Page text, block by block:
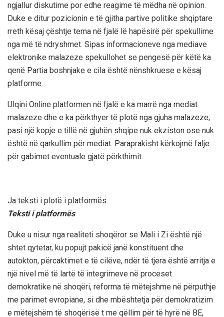
ngjallur diskutime por edhe reagime të mëdha në opinion.
Duke e ditur pozicionin e të gjitha partive politike shqiptare
rreth kësaj çështje tema në fjalë lë hapësirë për spekullime
nga më të ndryshmet. Sipas informacioneve nga mediave
elektronike malazeze spekullohet se pengesë për këtë ka
qenë Partia boshnjake e cila është nënshkruese e kësaj
platforme.
Ulqini Online platformen në fjalë e ka marrë nga mediat
malazeze dhe e ka përkthyer të plotë nga gjuha malazeze,
pasi një kopje e tillë në gjuhën shqipe nuk ekziston ose nuk
është në qarkullim për mediat. Paraprakisht kërkojmë falje
për gabimet eventuale gjatë përkthimit.
Ja teksti i plotë i platformës.
Teksti i platformës
Duke u nisur nga realiteti shoqëror se Mali i Zi është një
shtet qytetar, ku popujt pakicë janë konstituent dhe
autokton, përcaktimet e të cilëve, ndër të tjera është arritja e
një nivel më të lartë të integrimeve në proceset
demokratike në shoqëri, reforma të mëtejshme në përputhje
me parimet evropiane, si dhe mbështetja për demokratizim
e mëtejshëm të shoqërisë t me qëllim për të hyrë në BE,